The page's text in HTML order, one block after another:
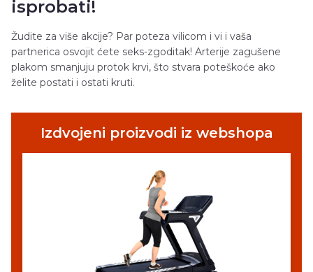
isprobati!
Žudite za više akcije? Par poteza vilicom i vi i vaša
partnerica osvojit ćete seks-zgoditak! Arterije zagušene
plakom smanjuju protok krvi, što stvara poteškoće ako
želite postati i ostati kruti.
Izdvojeni proizvodi iz webshopa